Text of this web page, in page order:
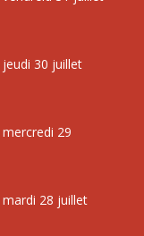
jeudi 30 juillet
mercredi 29
mardi 28 juillet